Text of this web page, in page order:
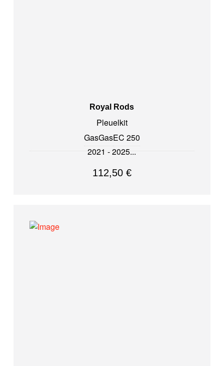
Royal Rods
Pleuelkit
GasGasEC 250
2021 - 2025
112,50 €